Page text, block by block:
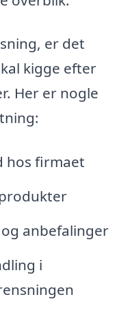
er det
kigge efter
Her er nogle
hos firmaet
anbefalinger
i